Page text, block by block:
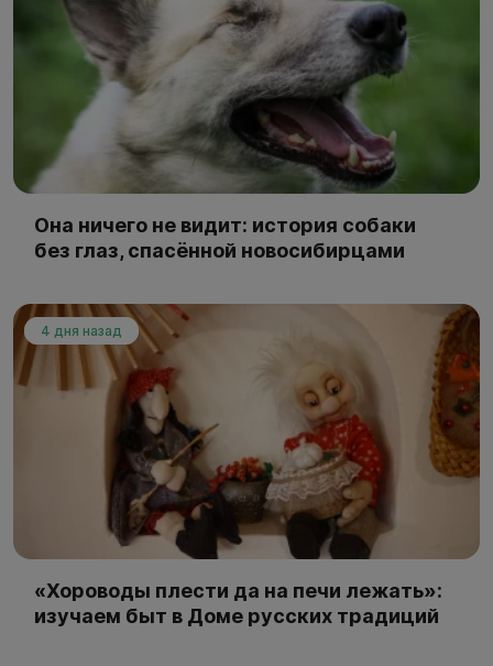
Она ничего не видит: история собаки
без глаз, спасённой новосибирцами
4 дня назад
«Хороводы плести да на печи лежать»:
изучаем быт в Доме русских традиций